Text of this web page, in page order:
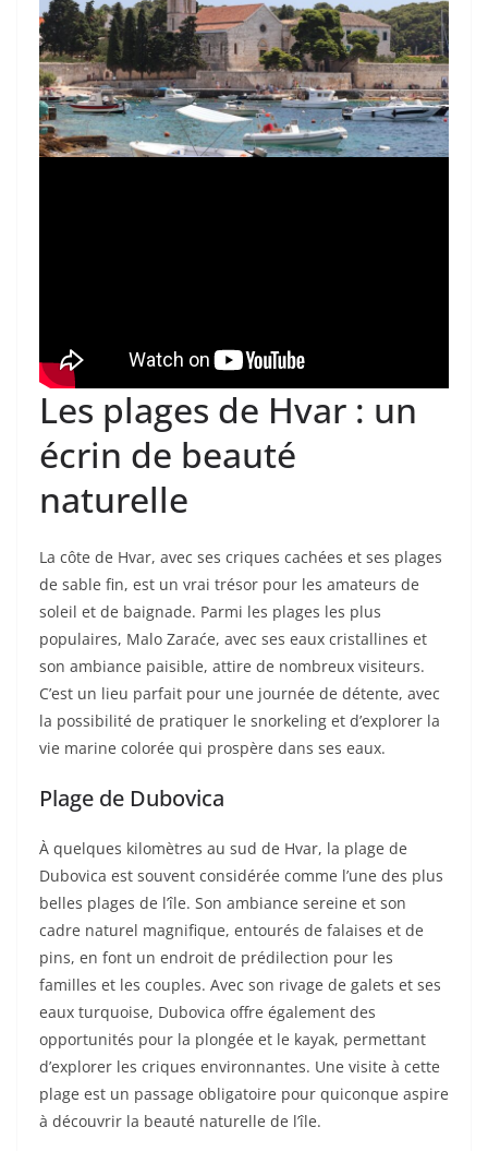
Les plages de Hvar : un
écrin de beauté
naturelle
La côte de Hvar, avec ses criques cachées et ses plages
de sable fin, est un vrai trésor pour les amateurs de
soleil et de baignade. Parmi les plages les plus
populaires, Malo Zaraće, avec ses eaux cristallines et
son ambiance paisible, attire de nombreux visiteurs.
C’est un lieu parfait pour une journée de détente, avec
la possibilité de pratiquer le snorkeling et d’explorer la
vie marine colorée qui prospère dans ses eaux.
Plage de Dubovica
À quelques kilomètres au sud de Hvar, la plage de
Dubovica est souvent considérée comme l’une des plus
belles plages de l’île. Son ambiance sereine et son
cadre naturel magnifique, entourés de falaises et de
pins, en font un endroit de prédilection pour les
familles et les couples. Avec son rivage de galets et ses
eaux turquoise, Dubovica offre également des
opportunités pour la plongée et le kayak, permettant
d’explorer les criques environnantes. Une visite à cette
plage est un passage obligatoire pour quiconque aspire
à découvrir la beauté naturelle de l’île.